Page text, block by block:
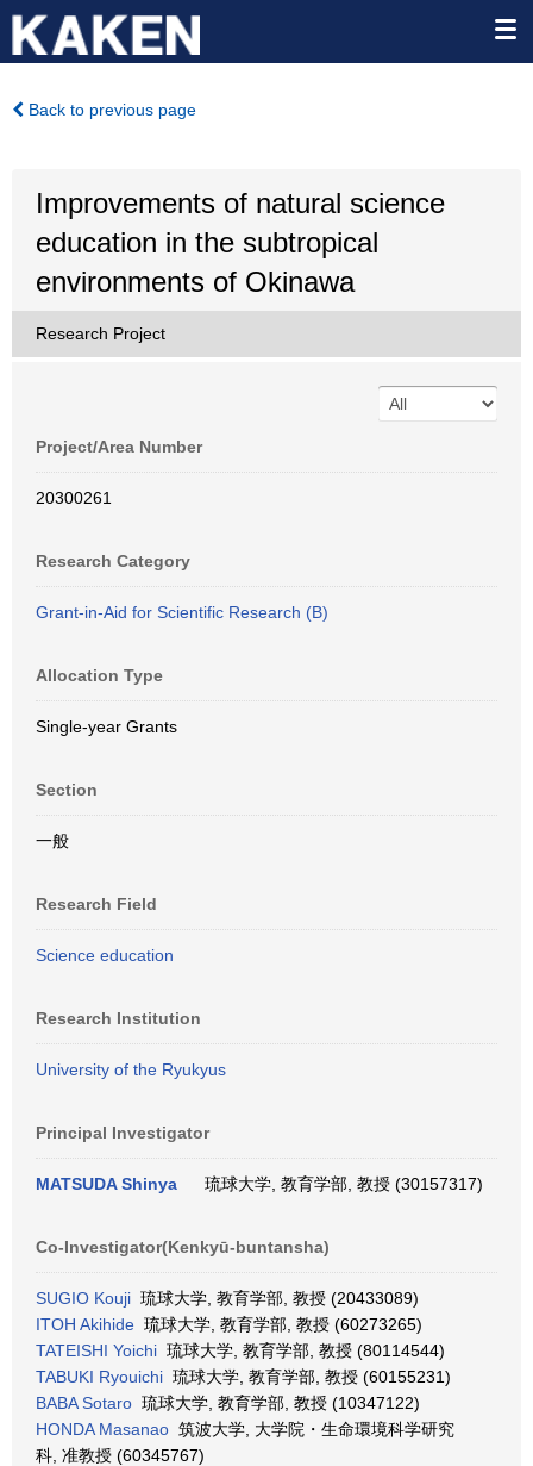
Back to previous page
Improvements of natural science
education in the subtropical
environments of Okinawa
Research Project
Project/Area Number
20300261
Research Category
Grant-in-Aid for Scientific Research (B)
Allocation Type
Single-year Grants
Section
一般
Research Field
Science education
Research Institution
University of the Ryukyus
Principal Investigator
MATSUDA Shinya 琉球大学, 教育学部, 教授 (30157317)
Co-Investigator(Kenkyū-buntansha)
SUGIO Kouji 琉球大学, 教育学部, 教授 (20433089)
ITOH Akihide 琉球大学, 教育学部, 教授 (60273265)
TATEISHI Yoichi 琉球大学, 教育学部, 教授 (80114544)
TABUKI Ryouichi 琉球大学, 教育学部, 教授 (60155231)
BABA Sotaro 琉球大学, 教育学部, 教授 (10347122)
HONDA Masanao 筑波大学, 大学院・生命環境科学研究
科, 准教授 (60345767)